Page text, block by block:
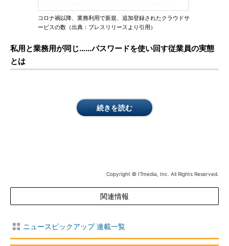
コロナ禍以降、業務利用で新規、追加登録されたクラウドサ
ービスの数（出典：プレスリリースより引用）
私用と業務用が同じ……パスワードを使い回す従業員の実態
とは
続きを読む
Copyright © ITmedia, Inc. All Rights Reserved.
関連情報
ニュースピックアップ 連載一覧